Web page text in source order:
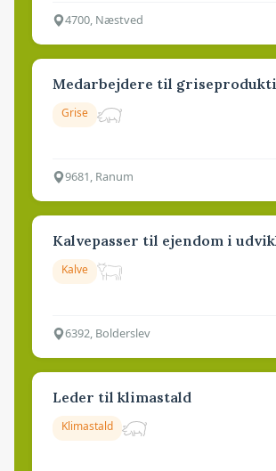
4700, Næstved
Medarbejdere til
Grise
9681, Ranum
Kalvepasser til ejendom i
Kalve
6392, Bolderslev
Leder til klimastald
Klimastald